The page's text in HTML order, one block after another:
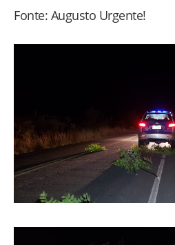
Fonte: Augusto Urgente!